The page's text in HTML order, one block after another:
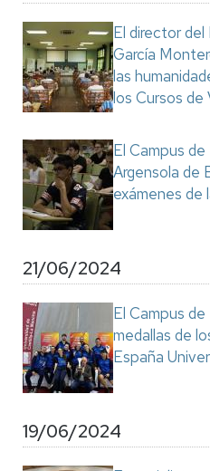
El director
García
las
los Cursos de
El Campus
Argensola de
exámenes de
21/06/2024
El Campus
medallas de
España
19/06/2024